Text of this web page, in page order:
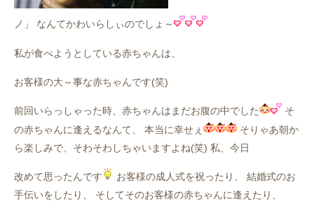
ノ」 なんてかわいらしぃのでしょ～
私が食べようとしている赤ちゃんは、
お客様の大～事な赤ちゃんです(笑)
前回いらっしゃった時、赤ちゃんはまだお腹の中でした
そ
の赤ちゃんに逢えるなんて、 本当に幸せぇ
そりゃあ朝か
ら楽しみで、そわそわしちゃいますよね(笑) 私、今日
改めて思ったんです
お客様の成人式を祝ったり、 結婚式のお
手伝いをしたり、 そしてそのお客様の赤ちゃんに逢えたり、